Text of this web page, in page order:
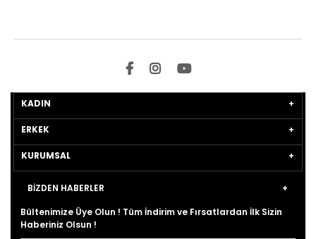
KADIN
ERKEK
KURUMSAL
BİZDEN HABERLER
Bültenimize Üye Olun ! Tüm İndirim ve Fırsatlardan İlk Sizin
Haberiniz Olsun !